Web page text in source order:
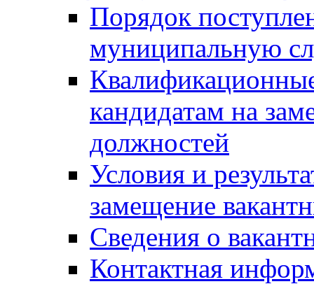
Порядок
муниципальную
кандидатам на
должностей
Условия и
замещение
Сведения о
Контактная